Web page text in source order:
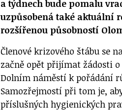
a týdnech bude pomalu
uzpůsobená také aktuální
rozšířenou působností
Členové krizového štábu se
začně opět přijímat žádosti
Dolním náměstí k pořádání
Samozřejmostí při tom je,
příslušných hygienických